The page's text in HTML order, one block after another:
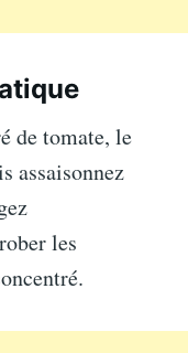
de tomate, le
assaisonnez
les